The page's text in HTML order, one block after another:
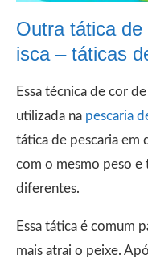
Outra tática
isca – táticas
Essa técnica de cor
utilizada na pescaria
tática de pescaria em
com o mesmo peso e
diferentes.
Essa tática é comum
mais atrai o peixe.